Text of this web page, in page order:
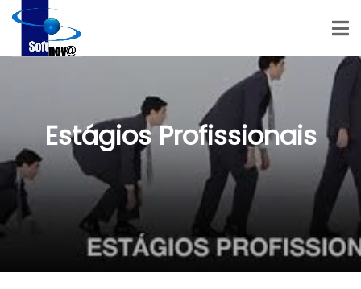
Estágios Profissionais